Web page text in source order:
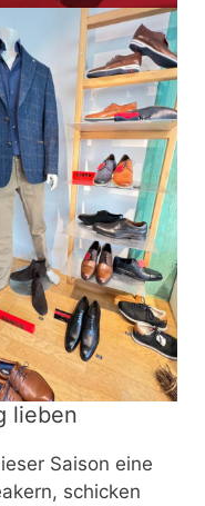
lieben
Saison eine
schicken